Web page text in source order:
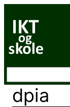
innhold
dpia